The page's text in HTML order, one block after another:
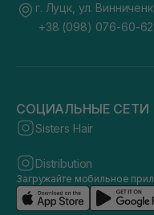
г. Луцк, ул.
+38 (098) 076-60-62
СОЦИАЛЬНЫЕ СЕТИ
Sisters Hair
Distribution
Загружайте мобильное